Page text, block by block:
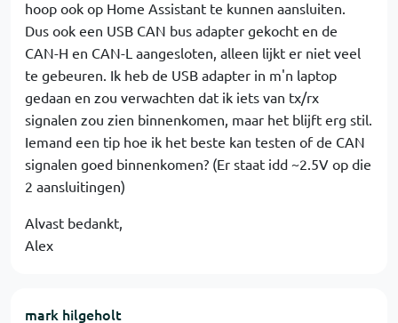
hoop ook op Home Assistant te kunnen aansluiten.
Dus ook een USB CAN bus adapter gekocht en de
CAN-H en CAN-L aangesloten, alleen lijkt er niet veel
te gebeuren. Ik heb de USB adapter in m'n laptop
gedaan en zou verwachten dat ik iets van tx/rx
signalen zou zien binnenkomen, maar het blijft erg stil.
Iemand een tip hoe ik het beste kan testen of de CAN
signalen goed binnenkomen? (Er staat idd ~2.5V op die
2 aansluitingen)
Alvast bedankt,
Alex
mark hilgeholt